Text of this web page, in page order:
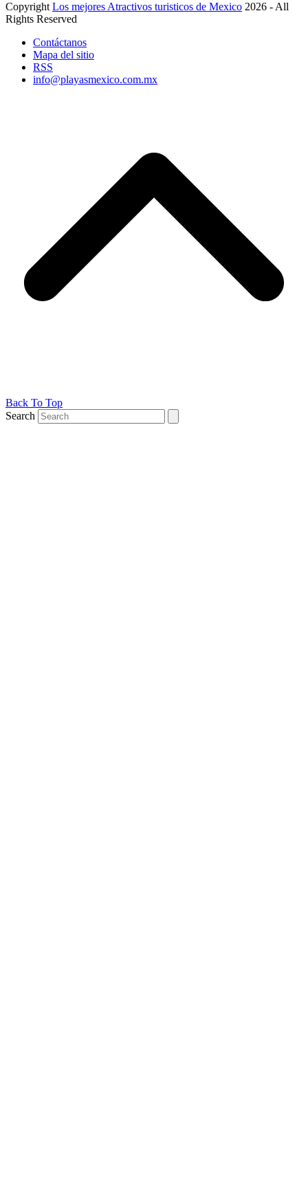
Copyright Los mejores Atractivos turisticos de Mexico 2026 - All
Rights Reserved
Contáctanos
Mapa del sitio
RSS
info@playasmexico.com.mx
Back To Top
Search